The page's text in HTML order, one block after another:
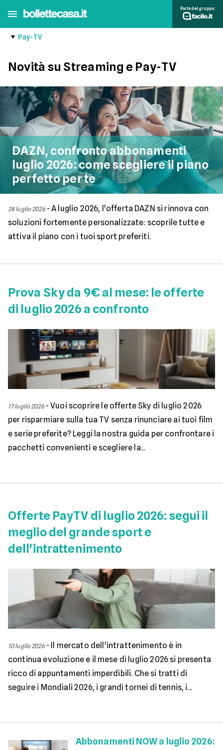
Parte del gruppo:
Pay-TV
Novità su Streaming e Pay-TV
DAZN, confronto abbonamenti
luglio 2026: come scegliere il piano
perfetto per te
24 luglio 2026-A luglio 2026, l'offerta DAZN si rinnova con
soluzioni fortemente personalizzate: scoprile tutte e
attiva il piano con i tuoi sport preferiti.
Prova Sky da 9€ al mese: le offerte
di luglio 2026 a confronto
17 luglio 2026-Vuoi scoprire le offerte Sky di luglio 2026
per risparmiare sulla tua TV senza rinunciare ai tuoi film
e serie preferite? Leggi la nostra guida per confrontare i
pacchetti convenienti e scegliere la...
Offerte PayTV di luglio 2026: segui il
meglio del grande sport e
dell'intrattenimento
10 luglio 2026- Il mercato dell'intrattenimento è in
continua evoluzione e il mese di luglio 2026 si presenta
ricco di appuntamenti imperdibili. Che si tratti di
seguire i Mondiali 2026, i grandi tornei di tennis, i...
Abbonamenti NOW a luglio 2026: